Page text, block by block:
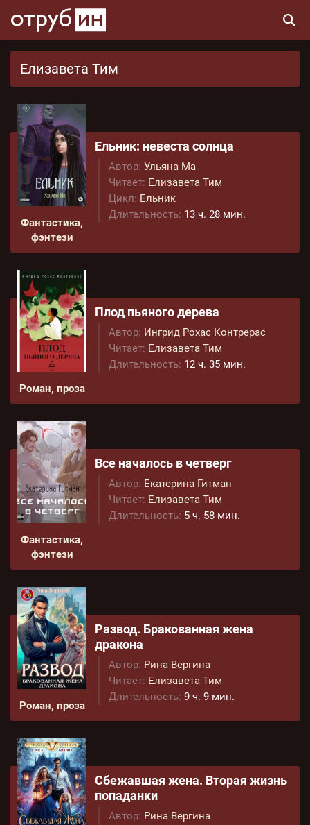
Елизавета Тим
Фантастика,
фэнтези
Ельник: невеста солнца
Автор: Ульяна Ма
Читает: Елизавета Тим
Цикл: Ельник
Длительность: 13 ч. 28 мин.
Роман, проза
Плод пьяного дерева
Автор: Ингрид Рохас Контрерас
Читает: Елизавета Тим
Длительность: 12 ч. 35 мин.
Фантастика,
фэнтези
Все началось в четверг
Автор: Екатерина Гитман
Читает: Елизавета Тим
Длительность: 5 ч. 58 мин.
Роман, проза
Развод. Бракованная жена
дракона
Автор: Рина Вергина
Читает: Елизавета Тим
Длительность: 9 ч. 9 мин.
Сбежавшая жена. Вторая жизнь
попаданки
Автор: Рина Вергина